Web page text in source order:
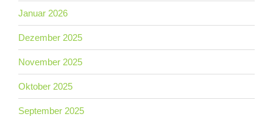
Januar 2026
Dezember 2025
November 2025
Oktober 2025
September 2025